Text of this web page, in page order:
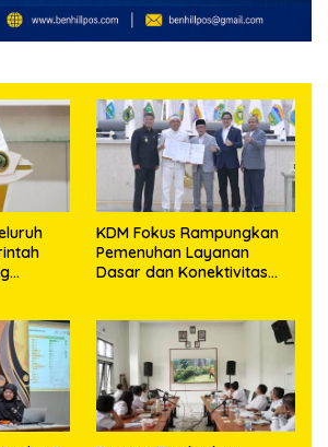
KDM Fokus Rampungkan
Pemenuhan Layanan
Dasar dan Konektivitas